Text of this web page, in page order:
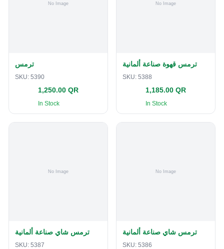
ترمس
SKU: 5390
1,250.00 QR
In Stock
ترمس قهوة صناعة ألمانية
SKU: 5388
1,185.00 QR
In Stock
ترمس شاي صناعة ألمانية
SKU: 5387
ترمس شاي صناعة ألمانية
SKU: 5386